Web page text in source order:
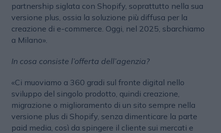
partnership siglata con Shopify, soprattutto nella sua
versione plus, ossia la soluzione più diffusa per la
creazione di e-commerce. Oggi, nel 2025, sbarchiamo
a Milano».
In cosa consiste l’offerta dell’agenzia?
«Ci muoviamo a 360 gradi sul fronte digital nello
sviluppo del singolo prodotto, quindi creazione,
migrazione o miglioramento di un sito sempre nella
versione plus di Shopify, senza dimenticare la parte
paid media, così da spingere il cliente sui mercati e